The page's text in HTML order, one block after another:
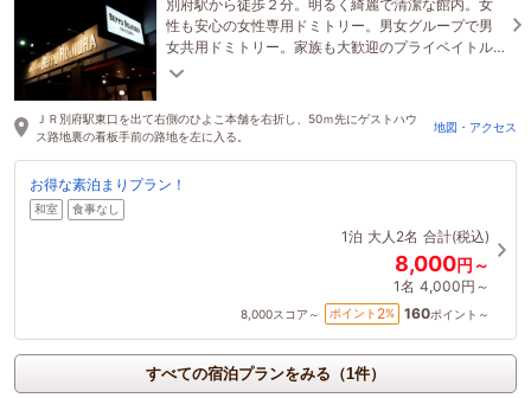
別府駅から徒歩２分。明るく綺麗で清潔な館内。女
性も安心の女性専用ドミトリー。男女グループで男
女共用ドミトリー。家族も大歓迎のプライベイトル
ーム。
ＪＲ別府駅東口を出て右側のひよこ本舗を右折し、50ｍ先にゲストハウ
ス路地裏の看板手前の路地を左に入る。
地図・アクセス
お得な素泊まりプラン！
和室 食事なし
1泊 大人2名 合計(税込)
8,000円～
1名 4,000円～
8,000スコア～ ポイント 2% 160ポイント～
すべての宿泊プランをみる（1件）